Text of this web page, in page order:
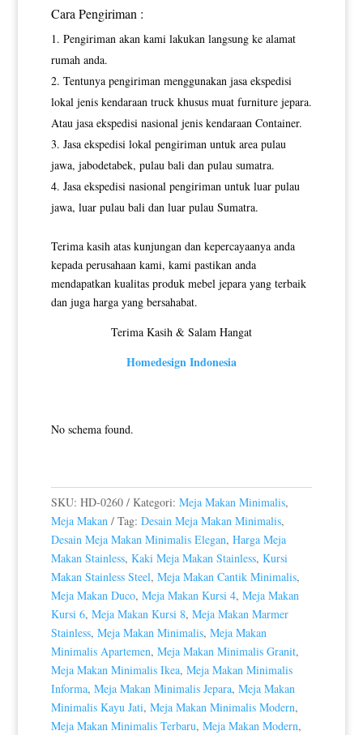
Cara Pengiriman :
Pengiriman akan kami lakukan langsung ke alamat
rumah anda.
Tentunya pengiriman menggunakan jasa ekspedisi
lokal jenis kendaraan truck khusus muat furniture jepara.
Atau jasa ekspedisi nasional jenis kendaraan Container.
Jasa ekspedisi lokal pengiriman untuk area pulau
jawa, jabodetabek, pulau bali dan pulau sumatra.
Jasa ekspedisi nasional pengiriman untuk luar pulau
jawa, luar pulau bali dan luar pulau Sumatra.
Terima kasih atas kunjungan dan kepercayaanya anda
kepada perusahaan kami, kami pastikan anda
mendapatkan kualitas produk mebel jepara yang terbaik
dan juga harga yang bersahabat.
Terima Kasih & Salam Hangat
Homedesign Indonesia
No schema found.
SKU: HD-0260 Kategori: Meja Makan Minimalis,
Meja Makan
Tag: Desain Meja Makan Minimalis,
Desain Meja Makan Minimalis Elegan, Harga Meja
Makan Stainless, Kaki Meja Makan Stainless, Kursi
Makan Stainless Steel, Meja Makan Cantik Minimalis,
Meja Makan Duco, Meja Makan Kursi 4, Meja Makan
Kursi 6, Meja Makan Kursi 8, Meja Makan Marmer
Stainless, Meja Makan Minimalis, Meja Makan
Minimalis Apartemen, Meja Makan Minimalis Granit,
Meja Makan Minimalis Ikea, Meja Makan Minimalis
Informa, Meja Makan Minimalis Jepara, Meja Makan
Minimalis Kayu Jati, Meja Makan Minimalis Modern,
Meja Makan Minimalis Terbaru, Meja Makan Modern,